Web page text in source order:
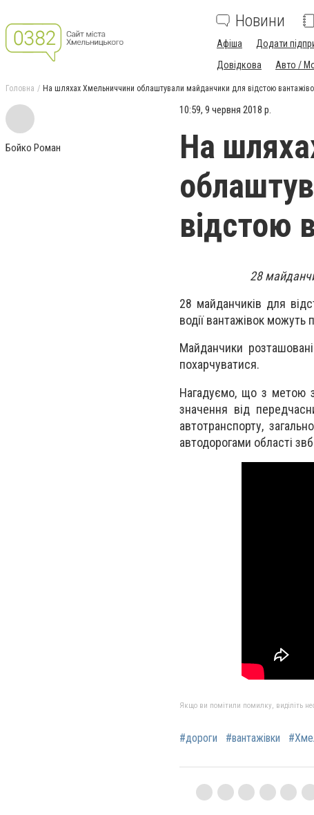
Новини
Афіша Додати
Довідкова
Авто /
Головна На шляхах Хмельниччини облаштували майданчики для відстою
Бойко Роман
10:59, 9 червня 2018 р.
На
відстою
28
28 майданчиків для
водії вантажівок можуть
Майданчики
похарчуватися.
Нагадуємо, що з метою
значення від
автотранспорту,
автодорогами області
Якщо ви помітили помилку, виділіть
#дороги #вантажівки